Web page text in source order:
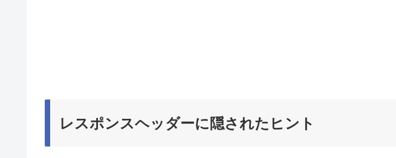
レスポンスヘッダーに隠されたヒント